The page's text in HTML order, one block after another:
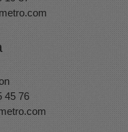
45 76